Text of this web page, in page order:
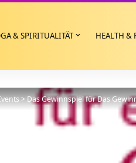
& SPIRITUALITÄT HEALTH &
>Das Gewinnspiel für Das